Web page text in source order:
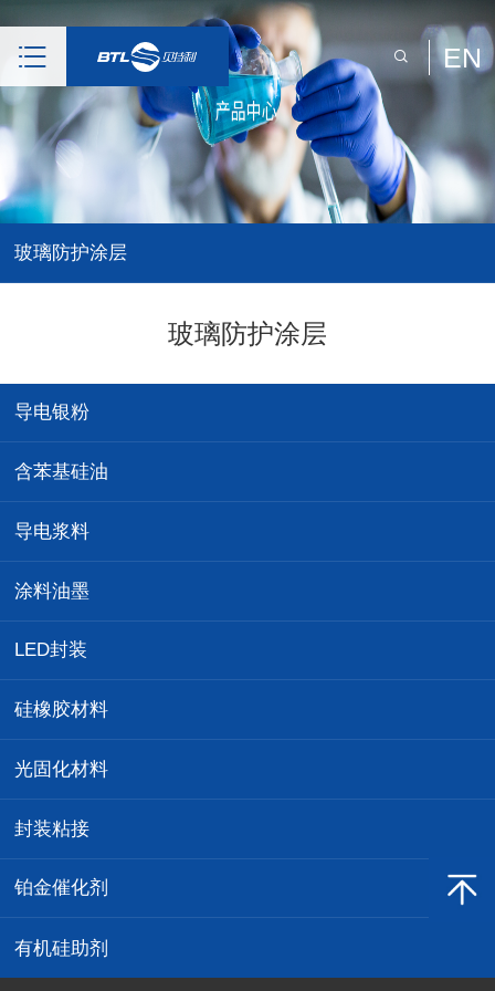
EN
玻璃防护涂层
玻璃防护涂层
导电银粉
含苯基硅油
导电浆料
涂料油墨
LED封装
硅橡胶材料
光固化材料
封装粘接
铂金催化剂
有机硅助剂